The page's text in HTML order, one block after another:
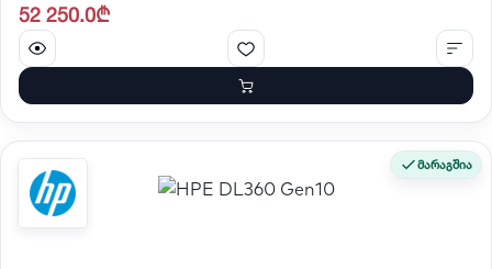
52 250.0₾
მარაგშია